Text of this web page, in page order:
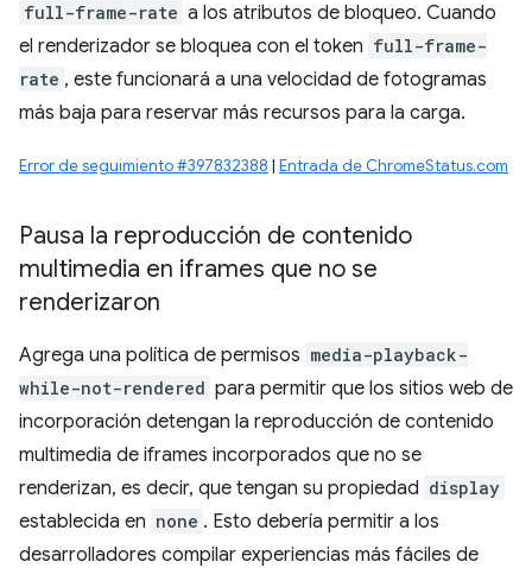
full-frame-rate a los atributos de bloqueo. Cuando
el renderizador se bloquea con el token full-frame-
rate , este funcionará a una velocidad de fotogramas
más baja para reservar más recursos para la carga.
Error de seguimiento #397832388 | Entrada de ChromeStatus.com
Pausa la reproducción de contenido
multimedia en iframes que no se
renderizaron
Agrega una política de permisos media-playback-
while-not-rendered para permitir que los sitios web de
incorporación detengan la reproducción de contenido
multimedia de iframes incorporados que no se
renderizan, es decir, que tengan su propiedad display
establecida en none . Esto debería permitir a los
desarrolladores compilar experiencias más fáciles de